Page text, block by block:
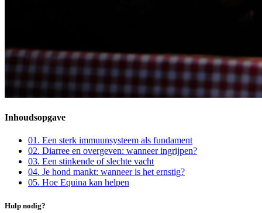
Inhoudsopgave
01. Een sterk immuunsysteem als fundament
02. Diarree en overgeven: wanneer ingrijpen?
03. Een stinkende of slechte vacht
04. Je hond mankt: wanneer is het ernstig?
05. Hoe Equina kan helpen
Hulp nodig?